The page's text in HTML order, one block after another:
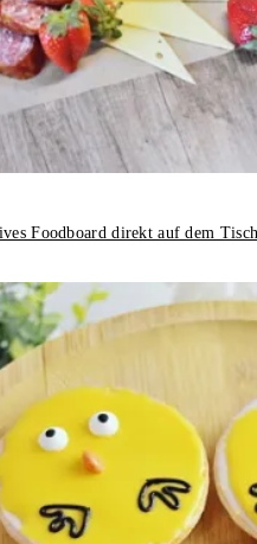
Foodboard direkt auf dem